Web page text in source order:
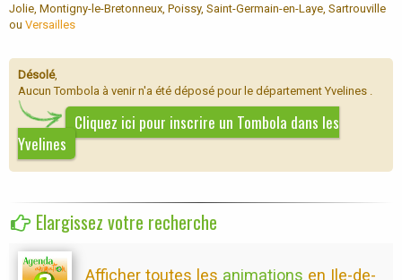
Jolie, Montigny-le-Bretonneux, Poissy, Saint-Germain-en-Laye, Sartrouville
ou Versailles
Désolé,
Aucun Tombola à venir n'a été déposé pour le département Yvelines .
Cliquez ici pour inscrire un Tombola dans les
Yvelines
Elargissez votre recherche
Afficher toutes les animations en Ile-de-